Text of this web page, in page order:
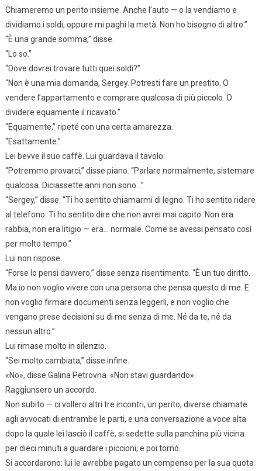
Chiameremo un perito insieme. Anche l’auto — o la vendiamo e
dividiamo i soldi, oppure mi paghi la metà. Non ho bisogno di altro.”
“È una grande somma,” disse.
“Lo so.”
“Dove dovrei trovare tutti quei soldi?”
“Non è una mia domanda, Sergey. Potresti fare un prestito. O
vendere l’appartamento e comprare qualcosa di più piccolo. O
dividere equamente il ricavato.”
“Equamente,” ripeté con una certa amarezza.
“Esattamente.”
Lei bevve il suo caffè. Lui guardava il tavolo.
“Potremmo provarci,” disse piano. “Parlare normalmente, sistemare
qualcosa. Diciassette anni non sono…”
“Sergey,” disse. “Ti ho sentito chiamarmi di legno. Ti ho sentito ridere
al telefono. Ti ho sentito dire che non avrei mai capito. Non era
rabbia, non era litigio — era… normale. Come se avessi pensato così
per molto tempo.”
Lui non rispose.
“Forse lo pensi davvero,” disse senza risentimento. “È un tuo diritto.
Ma io non voglio vivere con una persona che pensa questo di me. E
non voglio firmare documenti senza leggerli, e non voglio che
vengano prese decisioni su di me senza di me. Né da te, né da
nessun altro.”
Lui rimase molto in silenzio.
“Sei molto cambiata,” disse infine.
«No», disse Galina Petrovna. «Non stavi guardando».
Raggiunsero un accordo.
Non subito — ci vollero altri tre incontri, un perito, diverse chiamate
agli avvocati di entrambe le parti, e una conversazione a voce alta
dopo la quale lei lasciò il caffè, si sedette sulla panchina più vicina
per dieci minuti a guardare i piccioni, e poi tornò.
Si accordarono: lui le avrebbe pagato un compenso per la sua quota